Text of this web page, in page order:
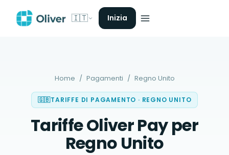
🇮🇹 Inizia
Home / Pagamenti / Regno Unito
🇬🇧TARIFFE DI PAGAMENTO · REGNO UNITO
Tariffe Oliver Pay per
Regno Unito